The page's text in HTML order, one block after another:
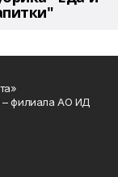
– филиала АО ИД